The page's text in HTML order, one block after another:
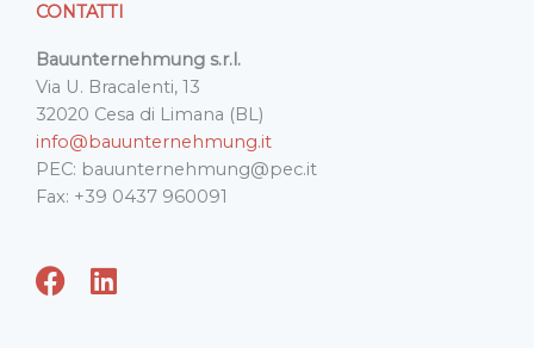
CONTATTI
Bauunternehmung s.r.l.
Via U. Bracalenti, 13
32020 Cesa di Limana (BL)
info@bauunternehmung.it
PEC: bauunternehmung@pec.it
Fax: +39 0437 960091
F
L